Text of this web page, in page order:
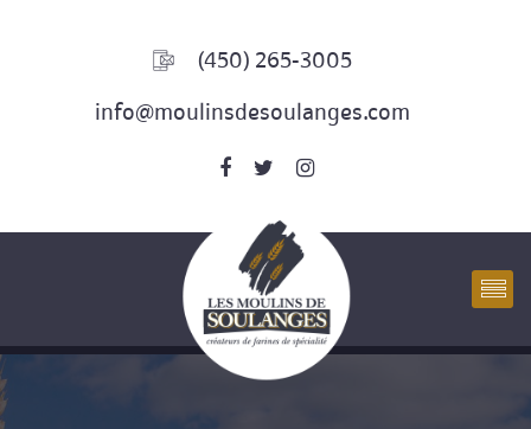
(450) 265-3005
info@moulinsdesoulanges.com